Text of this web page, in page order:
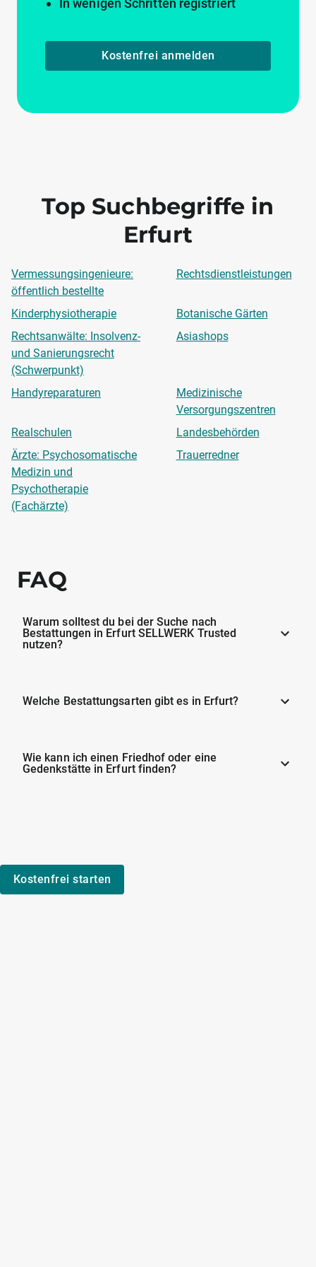
In wenigen Schritten registriert
Kostenfrei anmelden
Top Suchbegriffe in
Erfurt
Vermessungsingenieure:
öffentlich bestellte
Rechtsdienstleistungen
Kinderphysiotherapie
Botanische Gärten
Rechtsanwälte: Insolvenz-
und Sanierungsrecht
(Schwerpunkt)
Asiashops
Handyreparaturen
Medizinische
Versorgungszentren
Realschulen
Landesbehörden
Ärzte: Psychosomatische
Medizin und
Psychotherapie
(Fachärzte)
Trauerredner
FAQ
Warum solltest du bei der Suche nach
Bestattungen in Erfurt SELLWERK Trusted
nutzen?
Welche Bestattungsarten gibt es in Erfurt?
Wie kann ich einen Friedhof oder eine
Gedenkstätte in Erfurt finden?
Kostenfrei starten